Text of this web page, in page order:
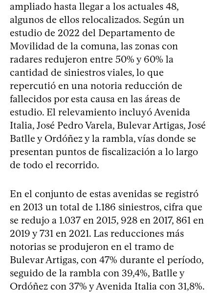
ampliado hasta llegar a los actuales 48,
algunos de ellos relocalizados. Según un
estudio de 2022 del Departamento de
Movilidad de la comuna, las zonas con
radares redujeron entre 50% y 60% la
cantidad de siniestros viales, lo que
repercutió en una notoria reducción de
fallecidos por esta causa en las áreas de
estudio. El relevamiento incluyó Avenida
Italia, José Pedro Varela, Bulevar Artigas, José
Batlle y Ordóñez y la rambla, vías donde se
presentan puntos de fiscalización a lo largo
de todo el recorrido.
En el conjunto de estas avenidas se registró
en 2013 un total de 1.186 siniestros, cifra que
se redujo a 1.037 en 2015, 928 en 2017, 861 en
2019 y 731 en 2021. Las reducciones más
notorias se produjeron en el tramo de
Bulevar Artigas, con 47% durante el período,
seguido de la rambla con 39,4%, Batlle y
Ordóñez con 37% y Avenida Italia con 31,8%.